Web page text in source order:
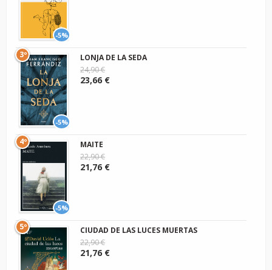
-5%
-5%
3º
LONJA DE LA SEDA
24,90 €
23,66 €
-5%
4º
MAITE
22,90 €
21,76 €
5º
CIUDAD DE LAS LUCES MUERTAS
22,90 €
21,76 €